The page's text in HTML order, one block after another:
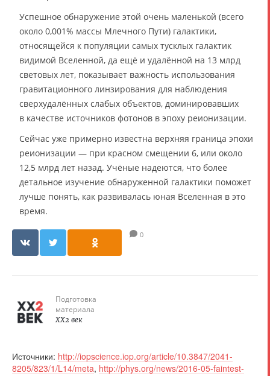
Успешное обнаружение этой очень маленькой (всего
около 0,001% массы Млечного Пути) галактики,
относящейся к популяции самых тусклых галактик
видимой Вселенной, да ещё и удалённой на 13 млрд
световых лет, показывает важность использования
гравитационного линзирования для наблюдения
сверхудалённых слабых объектов, доминировавших
в качестве источников фотонов в эпоху реионизации.
Сейчас уже примерно известна верхняя граница эпохи
реионизации — при красном смещении 6, или около
12,5 млрд лет назад. Учёные надеются, что более
детальное изучение обнаруженной галактики поможет
лучше понять, как развивалась юная Вселенная в это
время.
0
Подготовка
материала
XX2 век
Источники: http://iopscience.iop.org/article/10.3847/2041-
8205/823/1/L14/meta, http://phys.org/news/2016-05-faintest-